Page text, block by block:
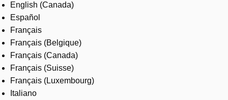
English (Canada)
Español
Français
Français (Belgique)
Français (Canada)
Français (Suisse)
Français (Luxembourg)
Italiano